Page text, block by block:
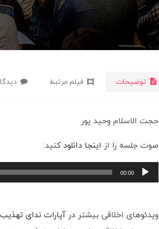
توضیحات فیلم مرتبط
حجت الاسلام وحید پور
صوت جلسه را از اینجا دانلودکنید:
پخش‌کننده
صوت
00:00
ویدئوهای اخلاقی بیشتر در آپارات ندای تهذیب